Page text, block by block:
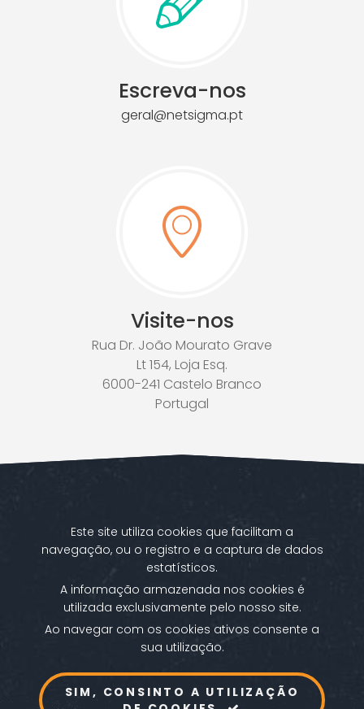
Este site utiliza cookies que facilitam a
navegação, ou o registro e a captura de dados
estatísticos.
A informação armazenada nos cookies é
utilizada exclusivamente pelo nosso site.
Ao navegar com os cookies ativos consente a
sua utilização.
SIM, CONSINTO A UTILIZAÇÃO
Escreva-nos
geral@netsigma.pt
Visite-nos
Rua Dr. João Mourato Grave
Lt 154, Loja Esq.
6000-241 Castelo Branco
Portugal
Política de privacidade
Política de cookies
Avisos legais
Livro de Reclamações